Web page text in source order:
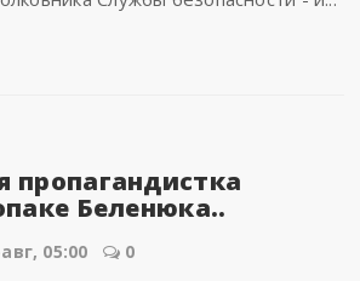
пропагандистка
Беленюка..
05:00 0